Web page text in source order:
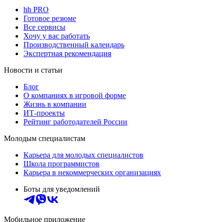
hh PRO
Готовое резюме
Все сервисы
Хочу у вас работать
Производственный календарь
Экспертная рекомендация
Новости и статьи
Блог
О компаниях в игровой форме
Жизнь в компании
ИТ-проекты
Рейтинг работодателей России
Молодым специалистам
Карьера для молодых специалистов
Школа программистов
Карьера в некоммерческих организациях
Боты для уведомлений
Мобильное приложение